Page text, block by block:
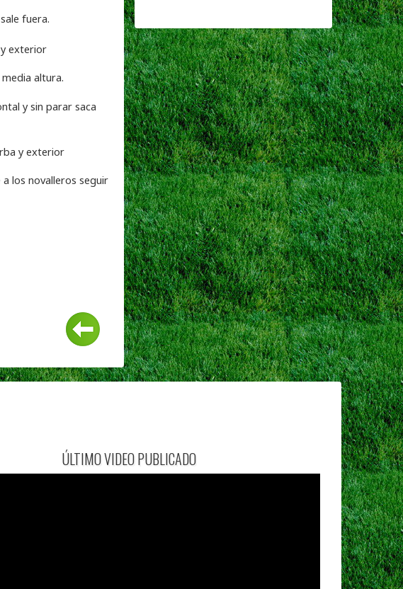
fuera.
altura.
y sin parar saca
los novalleros seguir
ÚLTIMO VIDEO PUBLICADO